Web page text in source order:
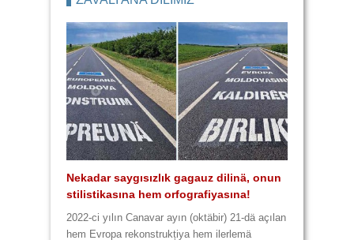
Nekadar saygısızlık gagauz dilinä, onun
stilistikasına hem orfografiyasına!
2022-ci yılın Canavar ayın (oktäbir) 21-dä açılan
hem Evropa rekonstrukțiya hem ilerlemä
Zavalı Gagauz Dilimiz! Hem zaametä,
hem da harcanan paraya yazık!
Kulturasız kultura
2014, Çiçek ay, 28
Yannışlıklar karma karışık
4 lafta 9 yannışlık var
2014, Baba Marta, 3
Üç lafta 6 yannışlık